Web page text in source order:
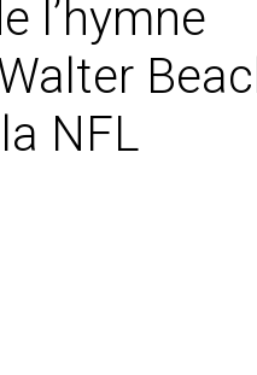
l’hymne
NFL